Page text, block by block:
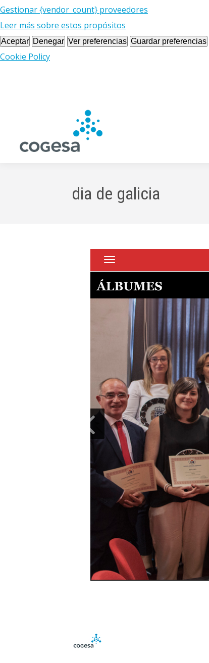
Gestionar {vendor_count} proveedores
Leer más sobre estos propósitos
Aceptar Denegar Ver preferencias Guardar preferencias
Cookie Policy
dia de galicia